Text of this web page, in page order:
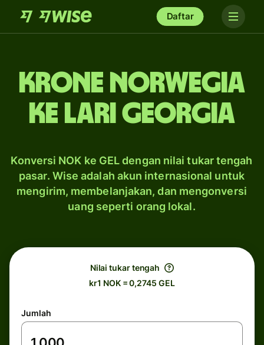
Daftar
krone Norwegia
ke lari Georgia
Konversi NOK ke GEL dengan nilai tukar tengah
pasar. Wise adalah akun internasional untuk
mengirim, membelanjakan, dan mengonversi
uang seperti orang lokal.
Nilai tukar tengah
kr1 NOK = 0,2745 GEL
Jumlah